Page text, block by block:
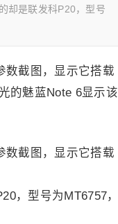
却是联发科P20，型号
数截图，显示它搭载
的魅蓝Note 6显示该
数截图，显示它搭载
，型号为MT6757，